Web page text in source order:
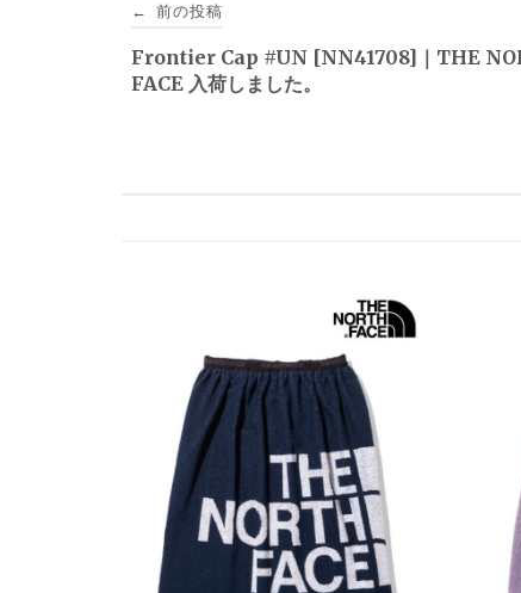
稿
ナ
← 前の投稿
Frontier Cap #UN [NN41708]｜THE
FACE 入荷しました。